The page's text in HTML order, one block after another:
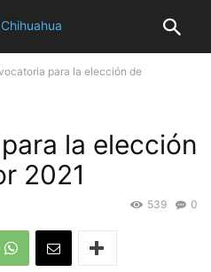
para la elección de
la elección
2021
0
539